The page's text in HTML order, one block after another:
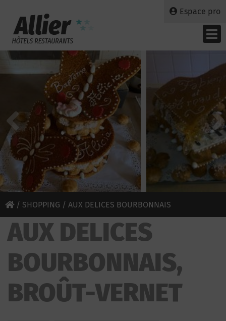
Espace pro
/ SHOPPING / AUX DELICES BOURBONNAIS
AUX DELICES
BOURBONNAIS,
BROÛT-VERNET